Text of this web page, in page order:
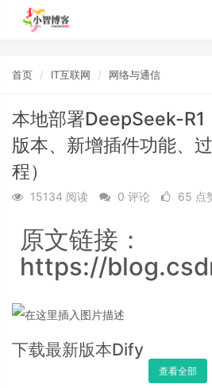
首页 IT互联网 网络与通信
本地部署DeepSeek-R1
版本、新增插件功能、
程）
15134 阅读 0 评论 65 点
原文链接：
https://
下载最新版本Dify
查看全部